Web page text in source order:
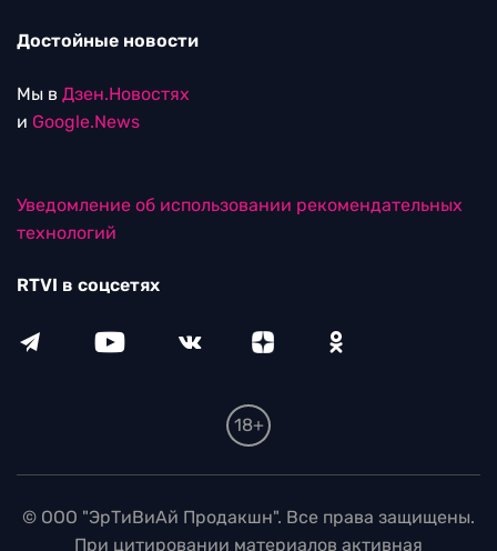
Достойные новости
Мы в Дзен.Новостях
и Google.News
Уведомление об использовании рекомендательных
технологий
RTVI в соцсетях
18+
© ООО "ЭрТиВиАй Продакшн". Все права защищены.
При цитировании материалов активная